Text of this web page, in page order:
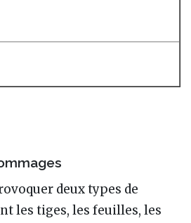
deux types de
les tiges, les feuilles, les